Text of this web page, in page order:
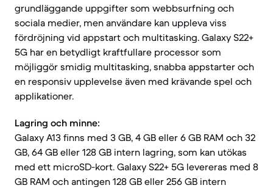
grundläggande uppgifter som webbsurfning och
sociala medier, men användare kan uppleva viss
fördröjning vid appstart och multitasking. Galaxy S22+
5G har en betydligt kraftfullare processor som
möjliggör smidig multitasking, snabba appstarter och
en responsiv upplevelse även med krävande spel och
applikationer.
Lagring och minne:
Galaxy A13 finns med 3 GB, 4 GB eller 6 GB RAM och 32
GB, 64 GB eller 128 GB intern lagring, som kan utökas
med ett microSD-kort. Galaxy S22+ 5G levereras med 8
GB RAM och antingen 128 GB eller 256 GB intern